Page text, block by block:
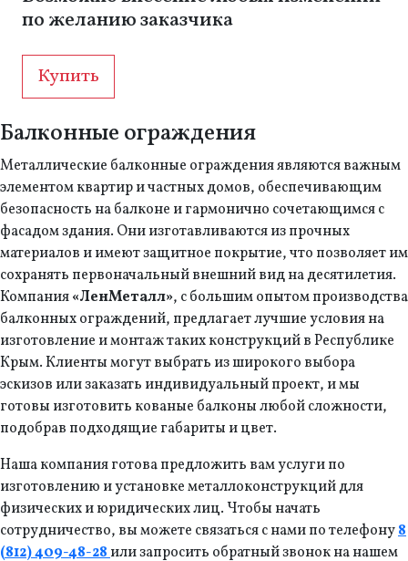
по желанию заказчика
Купить
Балконные ограждения
Металлические балконные ограждения являются важным
элементом квартир и частных домов, обеспечивающим
безопасность на балконе и гармонично сочетающимся с
фасадом здания. Они изготавливаются из прочных
материалов и имеют защитное покрытие, что позволяет им
сохранять первоначальный внешний вид на десятилетия.
Компания«ЛенМеталл», с большим опытом производства
балконных ограждений, предлагает лучшие условия на
изготовление и монтаж таких конструкций в Республике
Крым. Клиенты могут выбрать из широкого выбора
эскизов или заказать индивидуальный проект, и мы
готовы изготовить кованые балконы любой сложности,
подобрав подходящие габариты и цвет.
Наша компания готова предложить вам услуги по
изготовлению и установке металлоконструкций для
физических и юридических лиц. Чтобы начать
сотрудничество, вы можете связаться с нами по телефону8
(812) 409-48-28или запросить обратный звонок на нашем